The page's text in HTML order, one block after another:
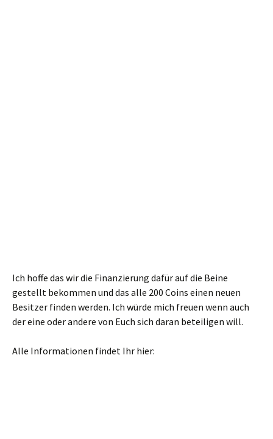
Ich hoffe das wir die Finanzierung dafür auf die Beine
gestellt bekommen und das alle 200 Coins einen neuen
Besitzer finden werden. Ich würde mich freuen wenn auch
der eine oder andere von Euch sich daran beteiligen will.
Alle Informationen findet Ihr hier: